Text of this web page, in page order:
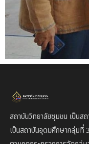
สถาบันวิทยาลัยชุมชน เป็นส
เป็นสถาบันอุดมศึกษากลุ่มที่ 3